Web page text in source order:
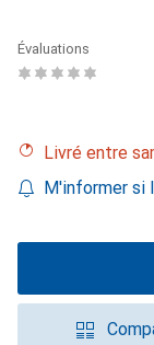
Évaluations
Livré entre
M'informer si